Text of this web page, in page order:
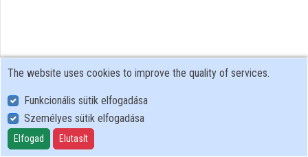
User Policy
Adatkezelési tájékoztató (en)
Cookie Policy
The website uses cookies to improve the quality of services.
Funkcionális sütik elfogadása
Személyes sütik elfogadása
Elfogad Elutasít